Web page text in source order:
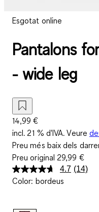
Esgotat online
Pantalons
- wide leg
14,99 €
incl. 21 % d'IVA. Veure
Preu més baix dels
Preu original 29,99 €
4.7 Llegeix
(14)
Color: bordeus